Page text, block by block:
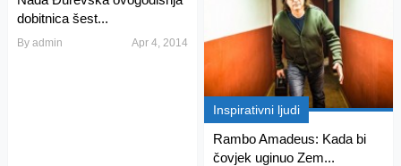
dobitnica šest...
By admin Apr 4, 2014
Inspirativni ljudi
Rambo Amadeus: Kada bi
čovjek uginuo Zem...